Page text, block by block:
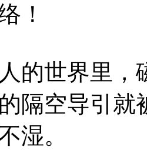
！
世界里，
隔空导引就
湿。